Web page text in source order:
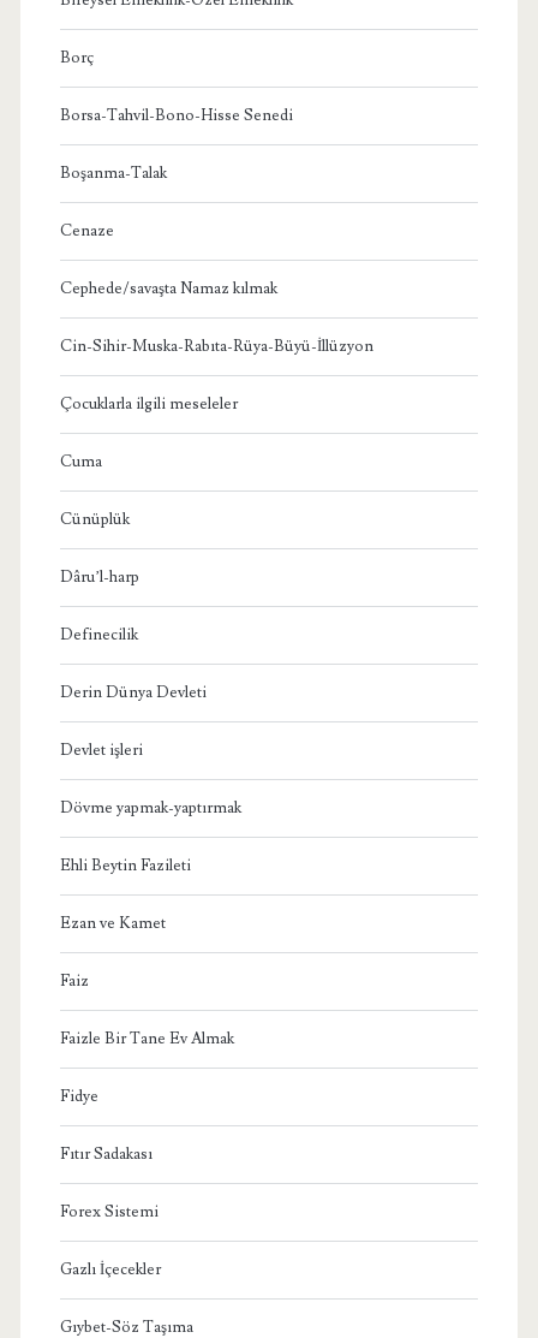
Borç
Borsa-Tahvil-Bono-Hisse Senedi
Boşanma-Talak
Cenaze
Cephede/savaşta Namaz kılmak
Cin-Sihir-Muska-Rabıta-Rüya-Büyü-İllüzyon
Çocuklarla ilgili meseleler
Cuma
Cünüplük
Dâru’l-harp
Definecilik
Derin Dünya Devleti
Devlet işleri
Dövme yapmak-yaptırmak
Ehli Beytin Fazileti
Ezan ve Kamet
Faiz
Faizle Bir Tane Ev Almak
Fidye
Fıtır Sadakası
Forex Sistemi
Gazlı İçecekler
Gıybet-Söz Taşıma